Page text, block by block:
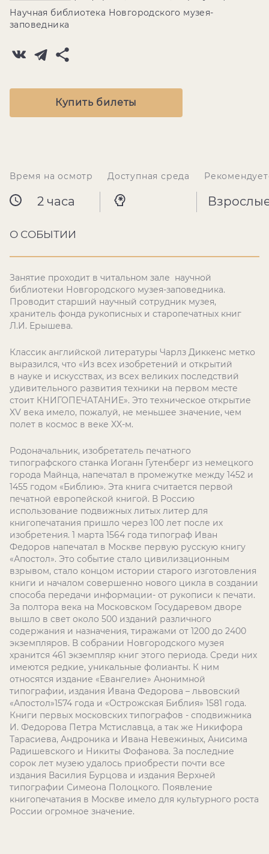
Научная библиотека Новгородского музея-
заповедника
Купить билеты
Время на осмотр
2 часа
Доступная среда
О СОБЫТИИ
Занятие проходит в читальном зале научной
библиотеки Новгородского музея-заповедника.
Проводит старший научный сотрудник музея,
хранитель фонда рукописных и старопечатных книг
Л.И. Ерышева.
Классик английской литературы Чарлз Диккенс метко
выразился, что «Из всех изобретений и открытий
в науке и искусствах, из всех великих последствий
удивительного развития техники на первом месте
стоит КНИГОПЕЧАТАНИЕ». Это техническое открытие
XV века имело, пожалуй, не меньшее значение, чем
полет в космос в веке XX-м.
Родоначальник, изобретатель печатного
типографского станка Иоганн Гутенберг из немецкого
города Майнца, напечатал в промежутке между 1452 и
1455 годом «Библию». Эта книга считается первой
печатной европейской книгой. В Россию
использование подвижных литых литер для
книгопечатания пришло через 100 лет после их
изобретения. 1 марта 1564 года типограф Иван
Федоров напечатал в Москве первую русскую книгу
«Апостол». Это событие стало цивилизационным
взрывом, стало концом истории старого изготовления
книги и началом совершенно нового цикла в создании
способа передачи информации- от рукописи к печати.
За полтора века на Московском Государевом дворе
вышло в свет около 500 изданий различного
содержания и назначения, тиражами от 1200 до 2400
экземпляров. В собрании Новгородского музея
хранится 461 экземпляр книг этого периода. Среди них
имеются редкие, уникальные фолианты. К ним
относятся издание «Евангелие» Анонимной
типографии, издания Ивана Федорова – львовский
«Апостол»1574 года и «Острожская Библия» 1581 года.
Книги первых московских типографов - сподвижника
И. Федорова Петра Мстиславца, а так же Никифора
Тарасиева, Андроника и Ивана Невежиных, Анисима
Радишевского и Никиты Фофанова. За последние
сорок лет музею удалось приобрести почти все
издания Василия Бурцова и издания Верхней
типографии Симеона Полоцкого. Появление
книгопечатания в Москве имело для культурного роста
России огромное значение.